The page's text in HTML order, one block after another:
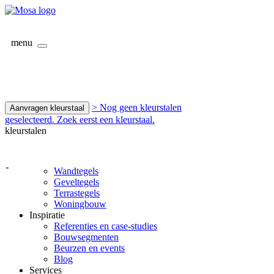
menu
Aanvragen kleurstaal
> Nog geen kleurstalen
geselecteerd. Zoek eerst een kleurstaal.
kleurstalen
-
Wandtegels
Geveltegels
Terrastegels
Woningbouw
Inspiratie
Referenties en case-studies
Bouwsegmenten
Beurzen en events
Blog
Services